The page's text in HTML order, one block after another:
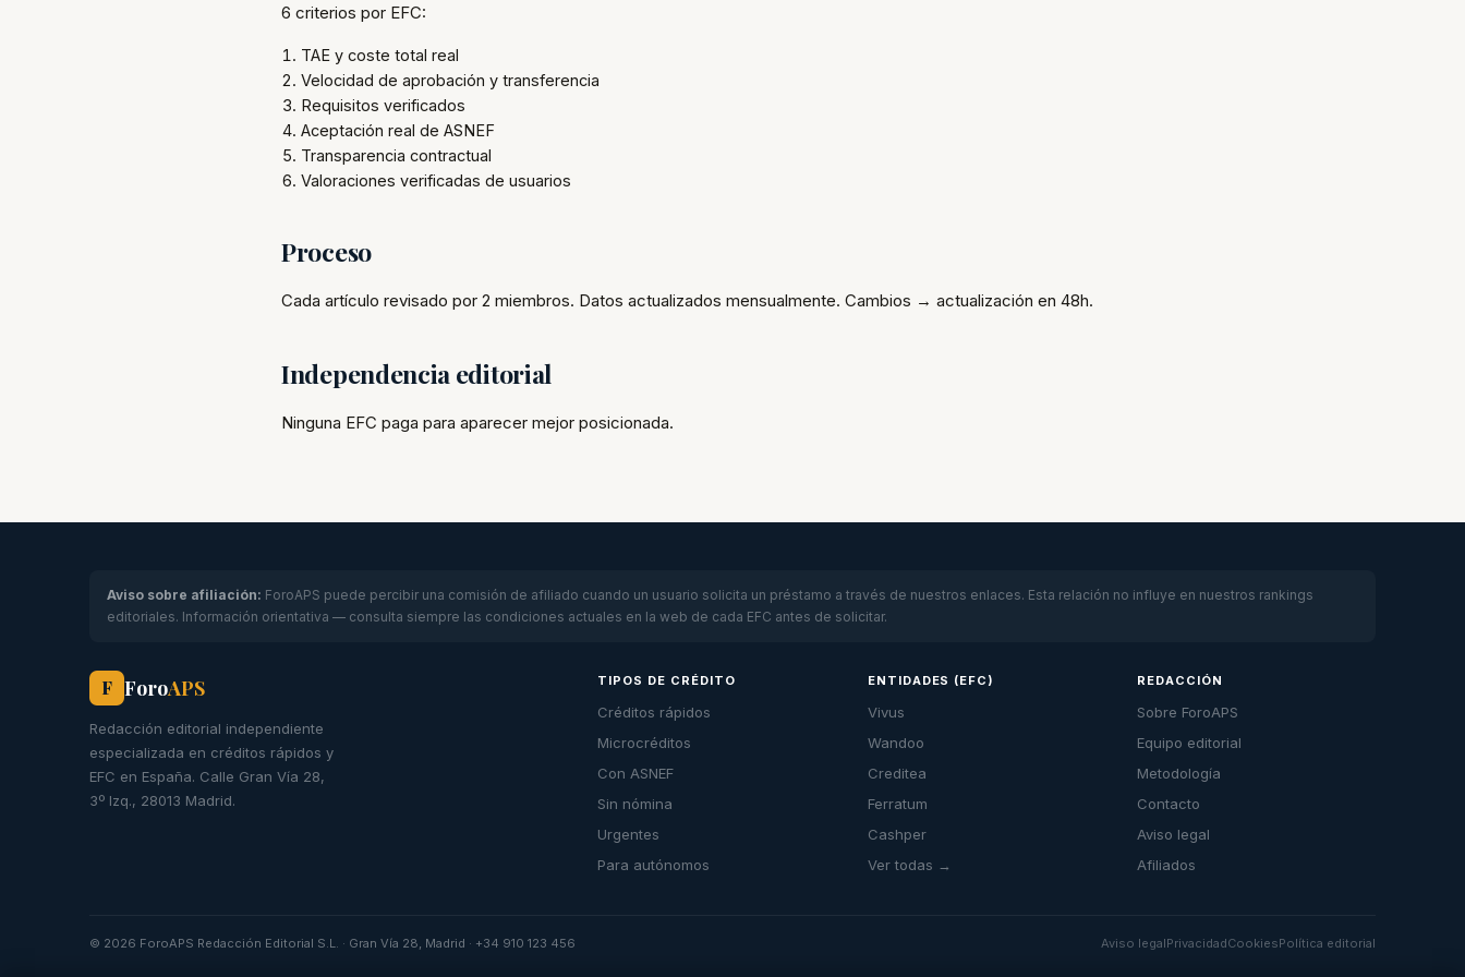
6 criterios por EFC:
TAE y coste total real
Velocidad de aprobación y transferencia
Requisitos verificados
Aceptación real de ASNEF
Transparencia contractual
Valoraciones verificadas de usuarios
Proceso
Cada artículo revisado por 2 miembros. Datos actualizados mensualmente. Cambios → actualización en 48h.
Independencia editorial
Ninguna EFC paga para aparecer mejor posicionada.
Aviso sobre afiliación: ForoAPS puede percibir una comisión de afiliado cuando un usuario solicita un préstamo a través de nuestros enlaces. Esta relación no influye en nuestros rankings
editoriales. Información orientativa — consulta siempre las condiciones actuales en la web de cada EFC antes de solicitar.
F ForoAPS
Redacción editorial independiente
especializada en créditos rápidos y
EFC en España. Calle Gran Vía 28,
3º Izq., 28013 Madrid.
TIPOS DE CRÉDITO
Créditos rápidos
Microcréditos
Con ASNEF
Sin nómina
Urgentes
Para autónomos
ENTIDADES (EFC)
Vivus
Wandoo
Creditea
Ferratum
Cashper
Ver todas →
REDACCIÓN
Sobre ForoAPS
Equipo editorial
Metodología
Contacto
Aviso legal
Afiliados
© 2026 ForoAPS Redacción Editorial S.L. · Gran Vía 28, Madrid · +34 910 123 456 Aviso legalPrivacidadCookiesPolítica editorial